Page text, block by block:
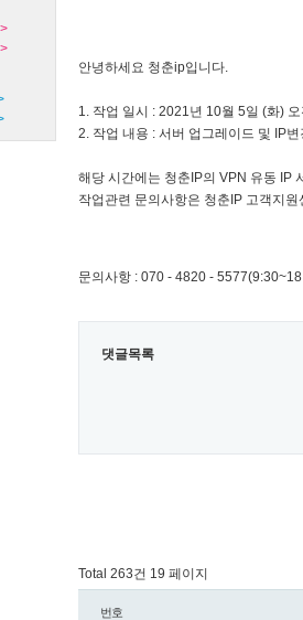
안녕하세요 청춘ip입니다.
1. 작업 일시 : 2021년 10월 5일 (화)
2. 작업 내용 : 서버 업그레이드 및 IP변
해당 시간에는 청춘IP의 VPN 유동 IP
작업관련 문의사항은 청춘IP 고객지
문의사항 : 070 - 4820 -
댓글목록
Total 263건 19 페이지
번호